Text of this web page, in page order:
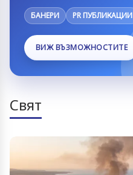
БАНЕРИ PR ПУБЛИКАЦИИ
ВИЖ ВЪЗМОЖНОСТИТЕ
Свят